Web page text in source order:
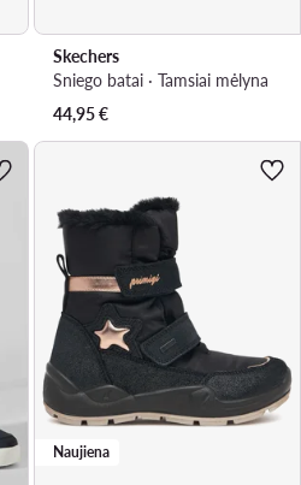
Skechers
Sniego batai · Tamsiai mėlyna
44,95€
Naujiena